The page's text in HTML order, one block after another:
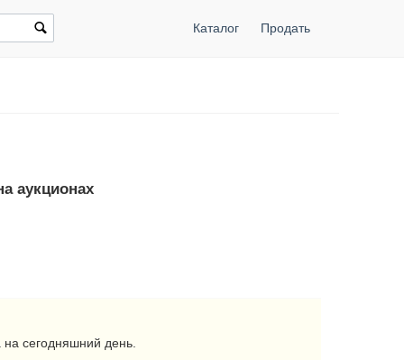
Каталог Продать
аукционах
сегодняшний день.